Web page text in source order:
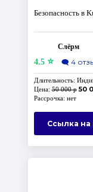
Безопасность в
Слёрм
4.5⭐ 🗨️ 4
Длительность:
Цена:50 000 р 50
Рассрочка: нет
Ссылка на